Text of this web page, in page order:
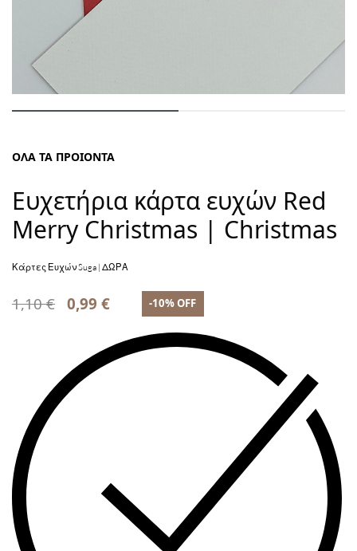
ΟΛΑ ΤΑ ΠΡΟΙΟΝΤΑ
Ευχετήρια κάρτα ευχών Red
Merry Christmas | Christmas
Κάρτες Ευχών Suga | ΔΩΡΑ
1,10€ 0,99 € -10% OFF